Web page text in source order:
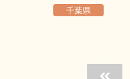
千葉県